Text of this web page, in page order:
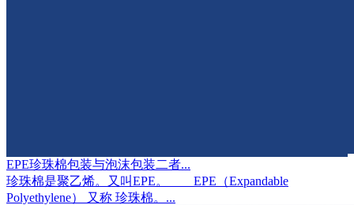
EPE珍珠棉包装与泡沫包装二者...
珍珠棉是聚乙烯。又叫EPE。 EPE（Expandable
Polyethylene） 又称 珍珠棉。...